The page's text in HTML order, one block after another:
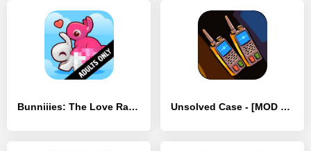
Bunniiies: The Love Rabbit - [MOD Бесконечные монеты] Unsolved Case - [MOD Бесконечные монеты]